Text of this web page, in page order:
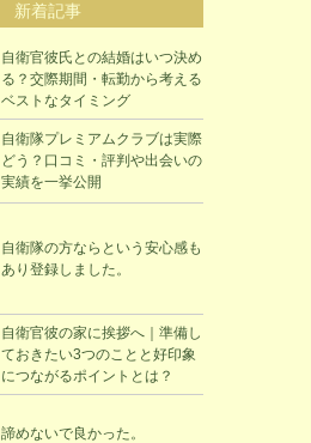
新着記事
自衛官彼氏との結婚はいつ決め
る？交際期間・転勤から考える
ベストなタイミング
自衛隊プレミアムクラブは実際
どう？口コミ・評判や出会いの
実績を一挙公開
自衛隊の方ならという安心感も
あり登録しました。
自衛官彼の家に挨拶へ｜準備し
ておきたい3つのことと好印象
につながるポイントとは？
諦めないで良かった。